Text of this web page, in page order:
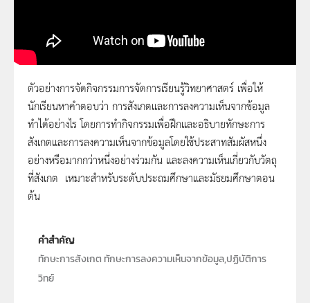
90 - การสังเกตและการลงความเห็นจากข้อมูล
ทำได้อย่างไร
ตัวอย่างการจัดกิจกรรมการจัดการเรียนรู้วิทยาศาสตร์ เพื่อให้
นักเรียนหาคำตอบว่า การสังเกตและการลงความเห็นจากข้อมูล
ทำได้อย่างไร โดยการทำกิจกรรมเพื่อฝึกและอธิบายทักษะการ
สังเกตและการลงความเห็นจากข้อมูลโดยใช้ประสาทสัมผัสหนึ่ง
อย่างหรือมากกว่าหนึ่งอย่างร่วมกัน และลงความเห็นเกี่ยวกับวัตถุ
ที่สังเกต เหมาะสำหรับระดับประถมศึกษาและมัธยมศึกษาตอน
ต้น
คำสำคัญ
ทักษะการสังเกต ทักษะการลงความเห็นจากข้อมูล,ปฏิบัติการ
วิทย์